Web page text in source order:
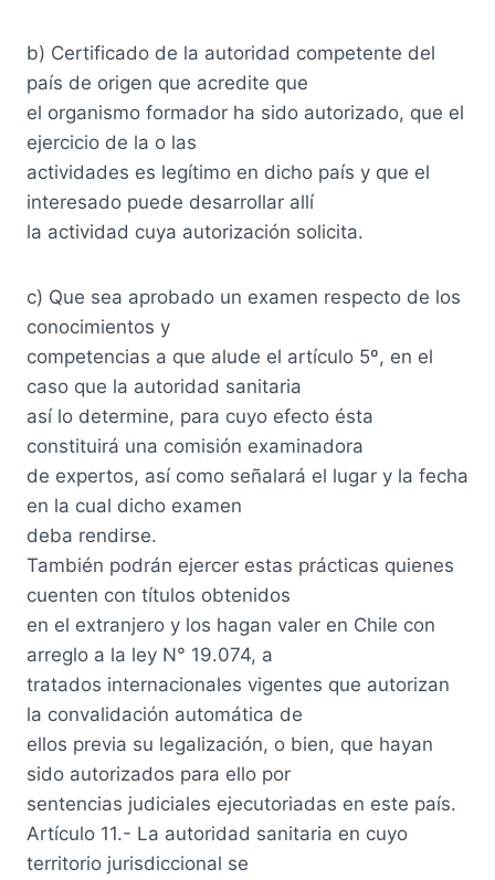
b) Certificado de la autoridad competente del
país de origen que acredite que
el organismo formador ha sido autorizado, que el
ejercicio de la o las
actividades es legítimo en dicho país y que el
interesado puede desarrollar allí
la actividad cuya autorización solicita.
c) Que sea aprobado un examen respecto de los
conocimientos y
competencias a que alude el artículo 5º, en el
caso que la autoridad sanitaria
así lo determine, para cuyo efecto ésta
constituirá una comisión examinadora
de expertos, así como señalará el lugar y la fecha
en la cual dicho examen
deba rendirse.
También podrán ejercer estas prácticas quienes
cuenten con títulos obtenidos
en el extranjero y los hagan valer en Chile con
arreglo a la ley N° 19.074, a
tratados internacionales vigentes que autorizan
la convalidación automática de
ellos previa su legalización, o bien, que hayan
sido autorizados para ello por
sentencias judiciales ejecutoriadas en este país.
Artículo 11.- La autoridad sanitaria en cuyo
territorio jurisdiccional se